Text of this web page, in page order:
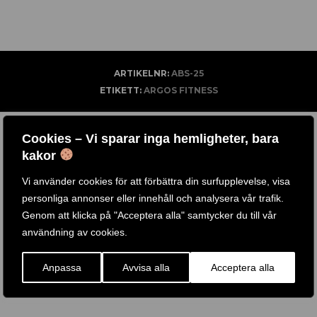
Cookies – Vi sparar inga hemligheter, bara
kakor
Vi använder cookies för att förbättra din surfupplevelse, visa
personliga annonser eller innehåll och analysera vår trafik.
Genom att klicka på "Acceptera alla" samtycker du till vår
användning av cookies.
Anpassa Avvisa alla Acceptera alla
ARTIKELNR: ABS-25
ETIKETT: ARGOS FITNESS
RELATERADE PRODUKTER
-37%